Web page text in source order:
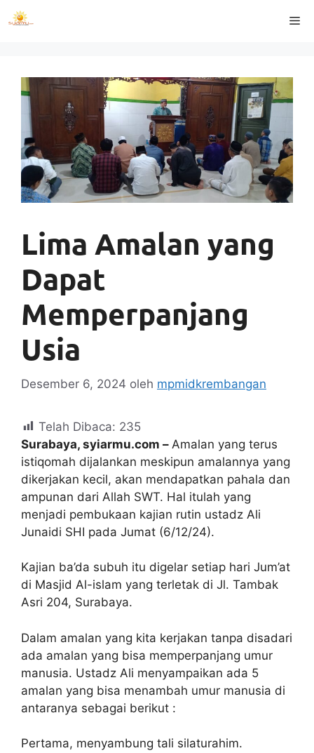
Langsung
ke
Lima Amalan yang
Dapat
Memperpanjang
Usia
Desember 6, 2024 oleh mpmidkrembangan
Telah Dibaca: 235
Surabaya, syiarmu.com – Amalan yang terus
istiqomah dijalankan meskipun amalannya yang
dikerjakan kecil, akan mendapatkan pahala dan
ampunan dari Allah SWT. Hal itulah yang
menjadi pembukaan kajian rutin ustadz Ali
Junaidi SHI pada Jumat (6/12/24).
Kajian ba’da subuh itu digelar setiap hari Jum’at
di Masjid Al-islam yang terletak di Jl. Tambak
Asri 204, Surabaya.
Dalam amalan yang kita kerjakan tanpa disadari
ada amalan yang bisa memperpanjang umur
manusia. Ustadz Ali menyampaikan ada 5
amalan yang bisa menambah umur manusia di
antaranya sebagai berikut :
Pertama, menyambung tali silaturahim.